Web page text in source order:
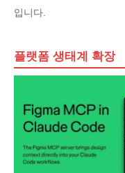
입니다.
플랫폼 생태계 확장